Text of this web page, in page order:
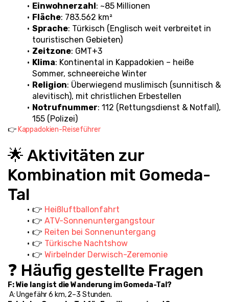
Einwohnerzahl: ~85 Millionen
Fläche: 783.562 km²
Sprache: Türkisch (Englisch weit verbreitet in
touristischen Gebieten)
Zeitzone: GMT+3
Klima: Kontinental in Kappadokien – heiße
Sommer, schneereiche Winter
Religion: Überwiegend muslimisch (sunnitisch &
alevitisch), mit christlichen Erbestellen
Notrufnummer: 112 (Rettungsdienst & Notfall),
155 (Polizei)
👉 Kappadokien-Reiseführer
🌟 Aktivitäten zur
Kombination mit Gomeda-
Tal
👉 Heißluftballonfahrt
👉 ATV-Sonnenuntergangstour
👉 Reiten bei Sonnenuntergang
👉 Türkische Nachtshow
👉 Wirbelnder Derwisch-Zeremonie
❓ Häufig gestellte Fragen
F: Wie lang ist die Wanderung im Gomeda-Tal?
A: Ungefähr 6 km, 2–3 Stunden.